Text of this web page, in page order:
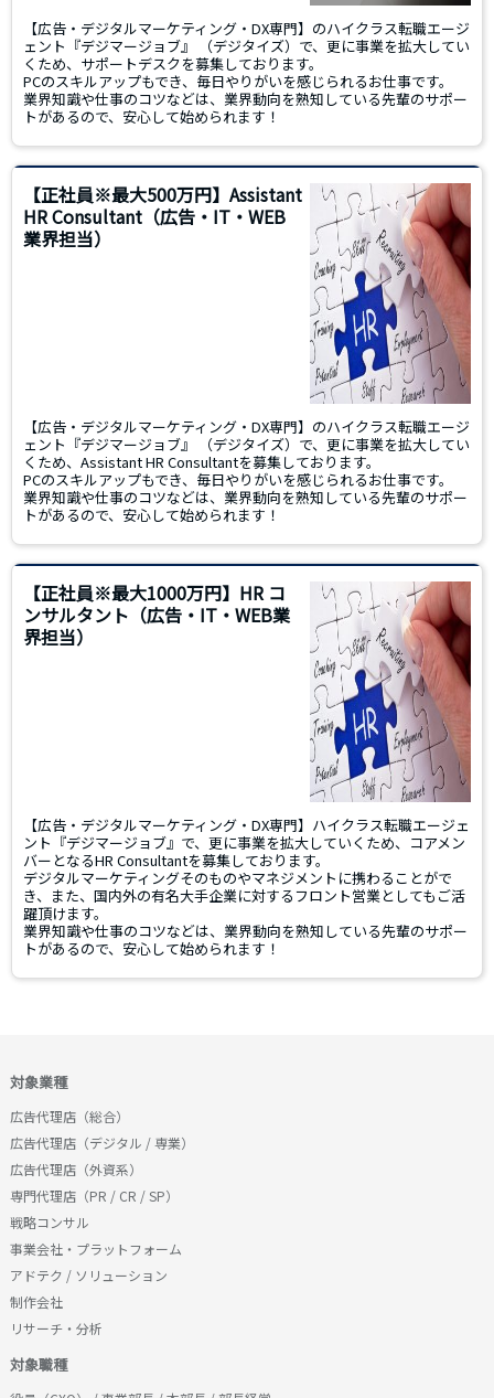
【広告・デジタルマーケティング・DX専門】のハイクラス転職エージ
ェント『デジマージョブ』 （デジタイズ）で、更に事業を拡大してい
くため、サポートデスクを募集しております。
PCのスキルアップもでき、毎日やりがいを感じられるお仕事です。
業界知識や仕事のコツなどは、業界動向を熟知している先輩のサポー
トがあるので、安心して始められます！
【正社員※最大500万円】Assistant
HR Consultant（広告・IT・WEB
業界担当）
【広告・デジタルマーケティング・DX専門】のハイクラス転職エージ
ェント『デジマージョブ』 （デジタイズ）で、更に事業を拡大してい
くため、Assistant HR Consultantを募集しております。
PCのスキルアップもでき、毎日やりがいを感じられるお仕事です。
業界知識や仕事のコツなどは、業界動向を熟知している先輩のサポー
トがあるので、安心して始められます！
【正社員※最大1000万円】HR コ
ンサルタント（広告・IT・WEB業
界担当）
【広告・デジタルマーケティング・DX専門】ハイクラス転職エージェ
ント『デジマージョブ』で、更に事業を拡大していくため、コアメン
バーとなるHR Consultantを募集しております。
デジタルマーケティングそのものやマネジメントに携わることがで
き、また、国内外の有名大手企業に対するフロント営業としてもご活
躍頂けます。
業界知識や仕事のコツなどは、業界動向を熟知している先輩のサポー
トがあるので、安心して始められます！
対象業種
広告代理店（総合）
広告代理店（デジタル / 専業）
広告代理店（外資系）
専門代理店（PR / CR / SP）
戦略コンサル
事業会社・プラットフォーム
アドテク / ソリューション
制作会社
リサーチ・分析
対象職種